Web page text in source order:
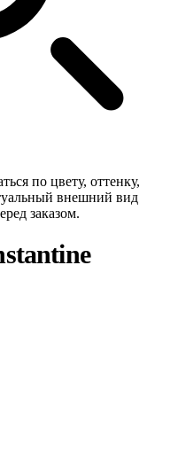
по цвету, оттенку,
внешний вид
заказом.